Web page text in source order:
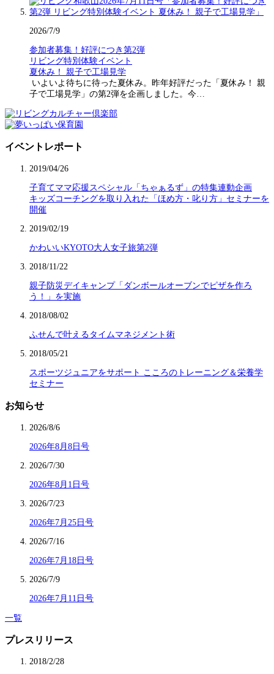
2026/7/9
参加者募集！好評につき第2弾
リビング特別体験イベント
夏休み！ 親子で工場見学
いよいよ待ちに待った夏休み。昨年好評だった「夏休み！ 親
子で工場見学」の第2弾を企画しました。今…
イベントレポート
2019/04/26
子育てママ応援スペシャル「ちゃぁるず」の特集連動企画
キッズコーチングを取り入れた「ほめ方・叱り方」セミナーを
開催
2019/02/19
かわいいKYOTO大人女子旅第2弾
2018/11/22
親子防災デイキャンプ「ダンボールオーブンでピザを作ろ
う！」を実施
2018/08/02
ふせんで叶えるタイムマネジメント術
2018/05/21
スポーツジュニアをサポート こころのトレーニング＆栄養学
セミナー
お知らせ
2026/8/6
2026年8月8日号
2026/7/30
2026年8月1日号
2026/7/23
2026年7月25日号
2026/7/16
2026年7月18日号
2026/7/9
2026年7月11日号
一覧
プレスリリース
2018/2/28